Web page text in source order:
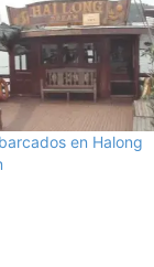
en Halong